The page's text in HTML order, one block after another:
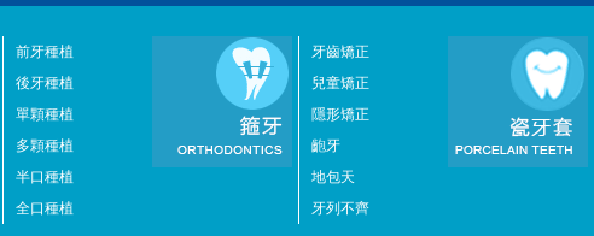
前牙種植
後牙種植
單顆種植
多顆種植
半口種植
全口種植
牙齒矯正
兒童矯正
隱形矯正
齙牙
地包天
牙列不齊